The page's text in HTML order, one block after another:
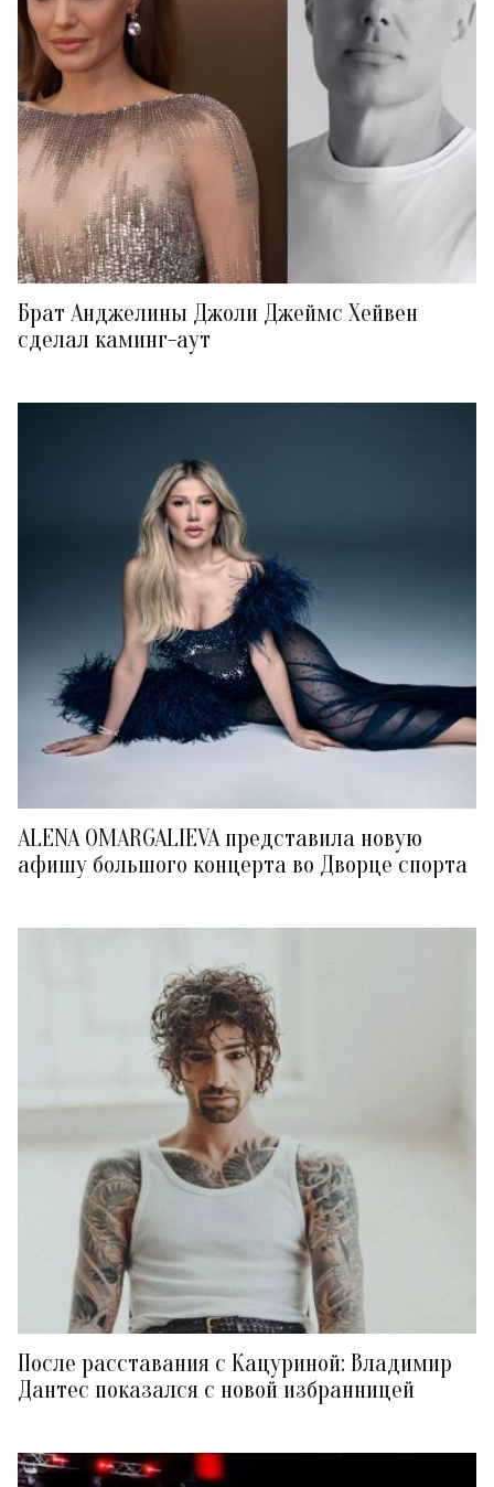
Брат Анджелины Джоли Джеймс Хейвен
сделал каминг-аут
ALENA OMARGALIEVA представила новую
афишу большого концерта во Дворце спорта
После расставания с Кацуриной: Владимир
Дантес показался с новой избранницей